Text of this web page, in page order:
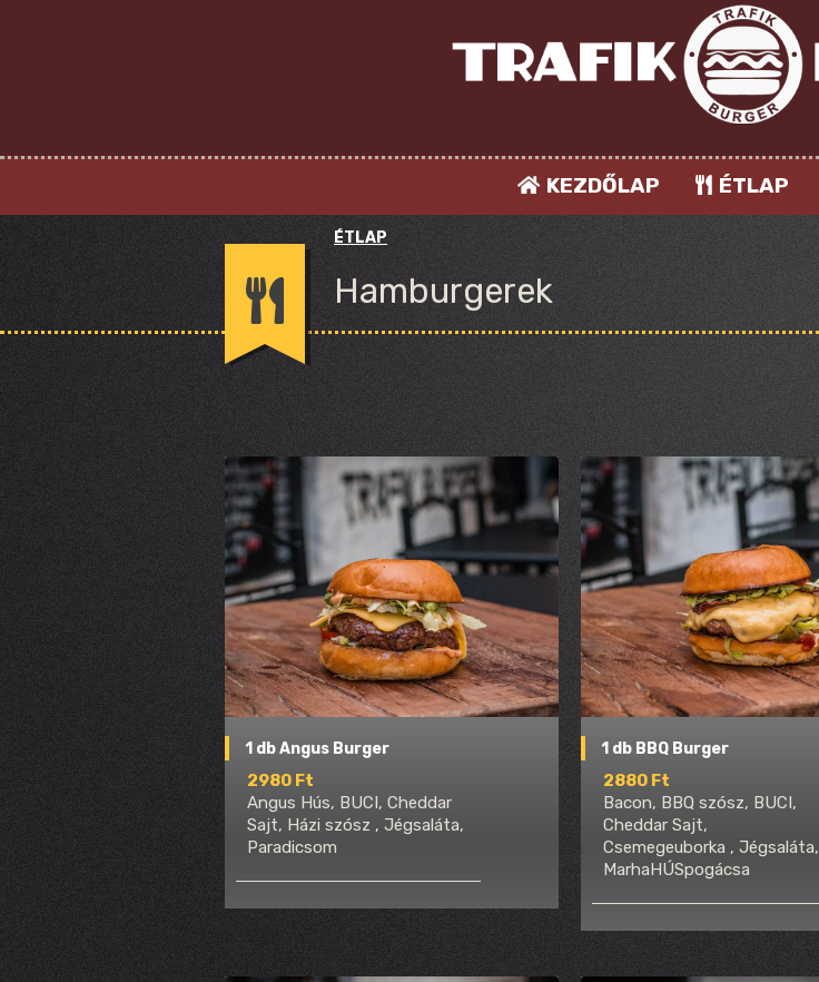
KEZDŐLAP ÉTLAP
ÉTLAP
Hamburgerek
1 db Angus Burger
2980 Ft
Angus Hús, BUCI, Cheddar
Sajt, Házi szósz , Jégsaláta,
Paradicsom
1 db BBQ Burger
2880 Ft
Bacon, BBQ szósz, BUCI,
Cheddar Sajt,
Csemegeuborka , Jégsaláta,
MarhaHÚSpogácsa